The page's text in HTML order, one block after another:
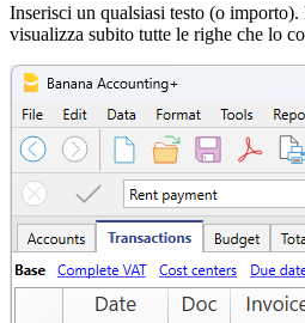
Inserisci un qualsiasi testo (o
visualizza subito tutte le righe che lo